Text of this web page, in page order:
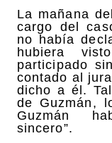
La mañana
cargo del
no había
hubiera
participado
contado al
dicho a él.
de Guzmán,
Guzmán
sincero”.